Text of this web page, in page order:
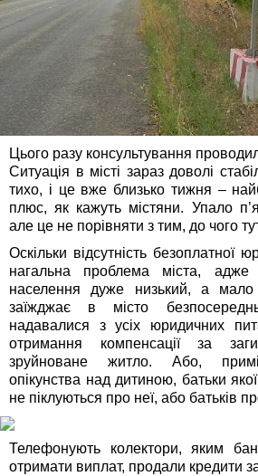
Цього разу консультування
Ситуація в місті зараз доволі
тихо, і це вже близько тижня –
плюс, як кажуть містяни. Упало
але це не порівняти з тим, до чого
Оскільки відсутність безоплатної
нагальна проблема міста, адже
населення дуже низький, а мало
заїжджає в місто
надавалися з усіх юридичних
отримання компенсації за
зруйноване житло. Або,
опікунства над дитиною, батьки
не піклуються про неї, або батьків
Телефонують колектори, яким
отримати виплат, продали кредити